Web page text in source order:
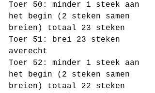
Toer 50: minder 1 steek aan
het begin (2 steken samen
breien) totaal 23 steken
Toer 51: brei 23 steken
averecht
Toer 52: minder 1 steek aan
het begin (2 steken samen
breien) totaal 22 steken